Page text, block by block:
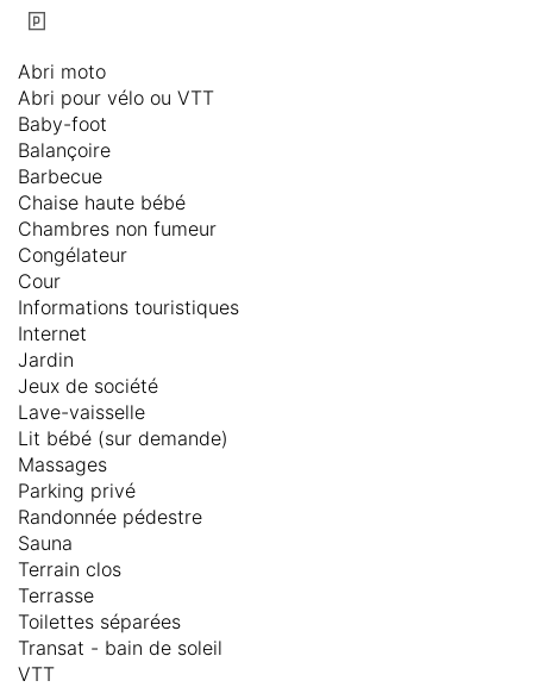
Abri moto
Abri pour vélo ou VTT
Baby-foot
Balançoire
Barbecue
Chaise haute bébé
Chambres non fumeur
Congélateur
Cour
Informations touristiques
Internet
Jardin
Jeux de société
Lave-vaisselle
Lit bébé (sur demande)
Massages
Parking privé
Randonnée pédestre
Sauna
Terrain clos
Terrasse
Toilettes séparées
Transat - bain de soleil
VTT